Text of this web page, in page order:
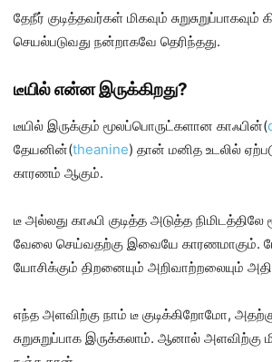
தேநீர் குடித்தவர்கள் மிகவும் சுறுசுறுப்பாகவும்
செயல்படுவது நன்றாகவே தெரிந்தது.
டீயில் என்ன இருக்கிறது?
டீயில் இருக்கும் மூலப்பொருட்களான காஃபின்(
தேயனின்(theanine) தான் மனித உடலில்
காரணம் ஆகும்.
டீ அல்லது காஃபி குடித்த அடுத்த நிமிடத்திலே
வேலை செய்வதற்கு இவையே காரணமாகும்.
யோசிக்கும் திறனையும் அறிவாற்றலையும்
எந்த அளவிற்கு நாம் டீ குடிக்கிறோமோ,
சுறுசுறுப்பாக இருக்கலாம். ஆனால் அளவிற்கு